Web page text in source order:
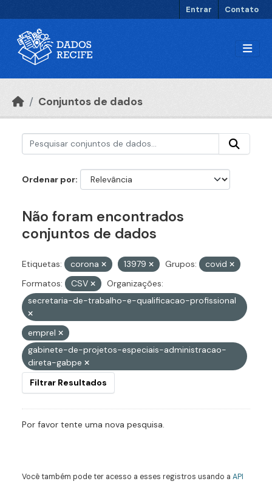
Entrar Contato
Conjuntos de dados
Ordenar por
Não foram encontrados
conjuntos de dados
Etiquetas: corona 13979 Grupos:
covid
Formatos:
CSV
Organizações:
secretaria-de-trabalho-e-qualificacao-profissional
emprel
gabinete-de-projetos-especiais-administracao-
direta-gabpe
Filtrar Resultados
Por favor tente uma nova pesquisa.
Você também pode ter acesso a esses registros usando a API